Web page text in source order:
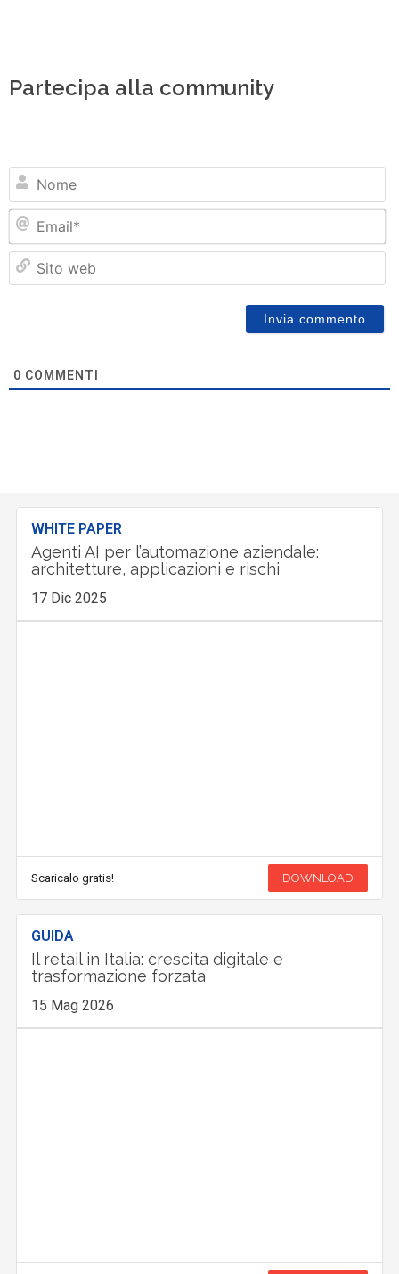
Partecipa alla community
0 COMMENTI
WHITE PAPER
Agenti AI per l’automazione aziendale:
architetture, applicazioni e rischi
17 Dic 2025
Scaricalo gratis! DOWNLOAD
GUIDA
Il retail in Italia: crescita digitale e
trasformazione forzata
15 Mag 2026